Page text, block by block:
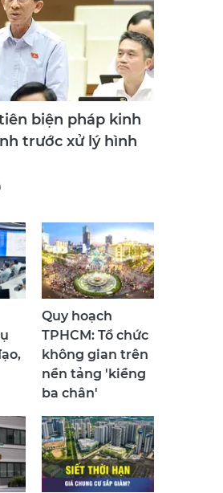
biện pháp kinh
trước xử lý hình
Quy hoạch
TPHCM: Tổ chức
không gian trên
nền tảng 'kiềng
ba chân'